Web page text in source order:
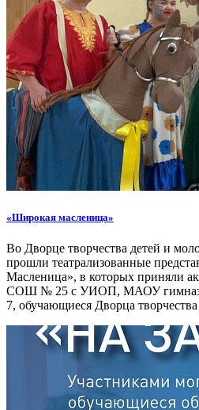
«Широкая масленица»
Во Дворце творчества детей и
прошли театрализованные
Масленица», в которых приняли
СОШ № 25 с УИОП, МАОУ
7, обучающиеся Дворца